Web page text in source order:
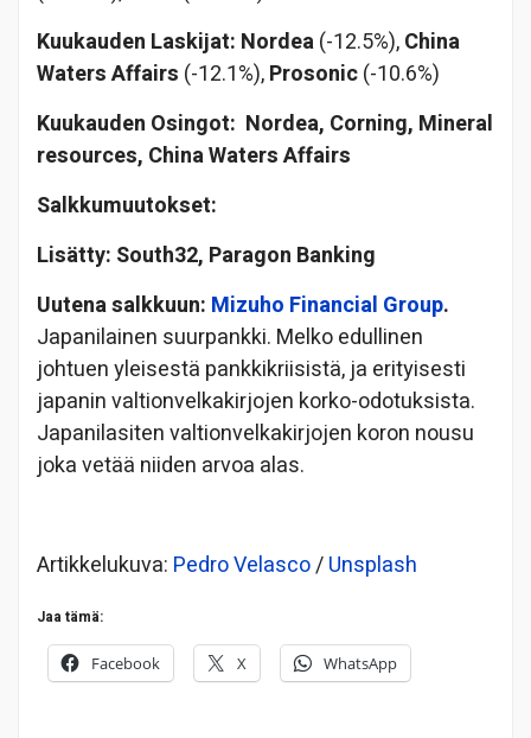
Kuukauden Laskijat: Nordea(-12.5%),China
Waters Affairs (-12.1%),Prosonic(-10.6%)
Kuukauden Osingot: Nordea, Corning, Mineral
resources, China Waters Affairs
Salkkumuutokset:
Lisätty: South32, Paragon Banking
Uutena salkkuun: Mizuho Financial Group.
Japanilainen suurpankki. Melko edullinen
johtuen yleisestä pankkikriisistä, ja erityisesti
japanin valtionvelkakirjojen korko-odotuksista.
Japanilasiten valtionvelkakirjojen koron nousu
joka vetää niiden arvoa alas.
Artikkelukuva: Pedro Velasco/Unsplash
Jaa tämä:
Facebook X WhatsApp